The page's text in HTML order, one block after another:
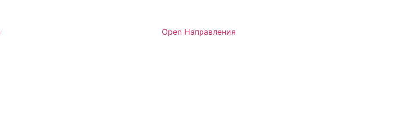
Open Направления